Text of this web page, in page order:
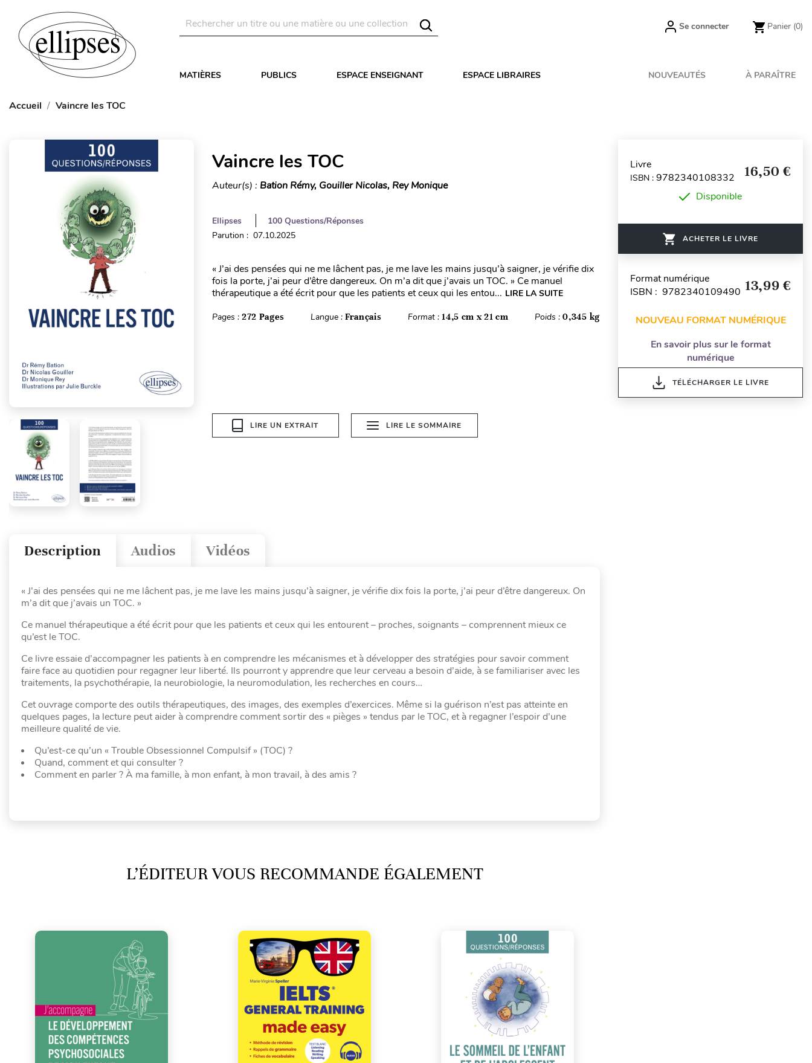
Se connecter Panier (0)
MATIÈRES PUBLICS ESPACE ENSEIGNANT ESPACE LIBRAIRES NOUVEAUTÉS À PARAÎTRE
Accueil Vaincre les TOC
Vaincre les TOC
Auteur(s) : Bation Rémy, Gouiller Nicolas, Rey Monique
Ellipses
100 Questions/Réponses
Parution : 07.10.2025
« J’ai des pensées qui ne me lâchent pas, je me lave les mains jusqu’à saigner, je vérifie dix
fois la porte, j’ai peur d’être dangereux. On m’a dit que j’avais un TOC. » Ce manuel
thérapeutique a été écrit pour que les patients et ceux qui les entou... LIRE LA SUITE
Pages : 272 Pages Langue : Français Format :14,5 cm x 21 cm Poids :0,345 kg
LIRE UN EXTRAIT LIRE LE SOMMAIRE
Vidéos
Audios
Description
« J’ai des pensées qui ne me lâchent pas, je me lave les mains jusqu’à saigner, je vérifie dix fois la porte, j’ai peur d’être dangereux. On
m’a dit que j’avais un TOC. »
Ce manuel thérapeutique a été écrit pour que les patients et ceux qui les entourent – proches, soignants – comprennent mieux ce
qu’est le TOC.
Ce livre essaie d’accompagner les patients à en comprendre les mécanismes et à développer des stratégies pour savoir comment
faire face au quotidien pour regagner leur liberté. Ils pourront y apprendre que leur cerveau a besoin d’aide, à se familiariser avec les
traitements, la psychothérapie, la neurobiologie, la neuromodulation, les recherches en cours…
Cet ouvrage comporte des outils thérapeutiques, des images, des exemples d’exercices. Même si la guérison n’est pas atteinte en
quelques pages, la lecture peut aider à comprendre comment sortir des « pièges » tendus par le TOC, et à regagner l’espoir d’une
meilleure qualité de vie.
Qu’est-ce qu’un « Trouble Obsessionnel Compulsif » (TOC) ?
Quand, comment et qui consulter ?
Comment en parler ? À ma famille, à mon enfant, à mon travail, à des amis ?
L’ÉDITEUR VOUS RECOMMANDE ÉGALEMENT
Livre
ISBN : 9782340108332 16,50 €
Disponible
ACHETER LE LIVRE
Format numérique
ISBN : 9782340109490 13,99 €
NOUVEAU FORMAT NUMÉRIQUE
En savoir plus sur le format
numérique
TÉLÉCHARGER LE LIVRE